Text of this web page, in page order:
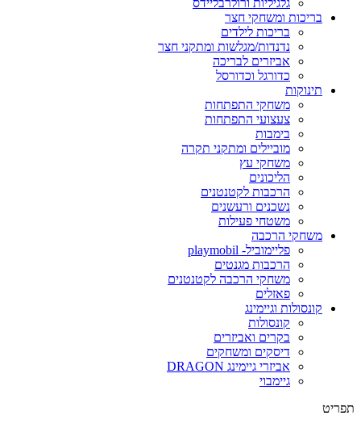
גלגיליות ורולרבליידס
בריכות ומשחקי חצר
בריכות לילדים
נדנדות/מגלשות ומתקני חצר
אביזרים לבריכה
כדורגל וכדורסל
תינוקות
משחקי התפתחות
צעצועי התפתחות
בימבות
מוביילים ומתקני תקרה
משחקי עץ
הליכונים
הרכבות לקטנטנים
נשכנים ורעשנים
משטחי פעילות
משחקי הרכבה
פליימוביל- playmobil
הרכבות מגנטים
משחקי הרכבה לקטנטנים
פאזלים
קונסולות וגיימינג
קונסולות
בקרים ואביזרים
דיסקים ומשחקים
אביזרי גיימינג DRAGON
גיימבוי